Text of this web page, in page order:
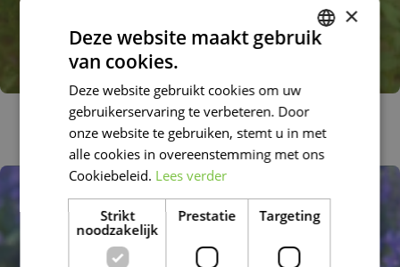
Brede ereprijs
Veronica austriaca
×
Deze website maakt gebruik
van cookies.
Deze website gebruikt cookies om uw
gebruikerservaring te verbeteren. Door
onze website te gebruiken, stemt u in met
alle cookies in overeenstemming met ons
Cookiebeleid. Lees verder
Strikt
noodzakelijk
Prestatie Targeting